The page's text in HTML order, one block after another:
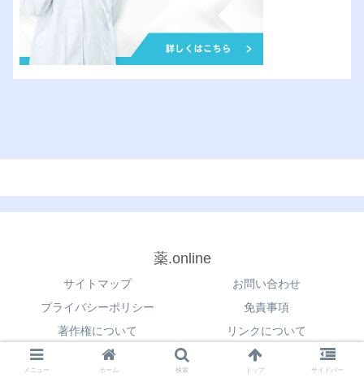
薬.online
サイトマップ
お問い合わせ
プライバシーポリシー
免責事項
著作権について
リンクについて
© 2021 薬.online.
メニュー ホーム 検索 トップ サイドバー